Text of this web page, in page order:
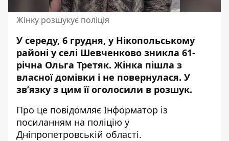
Жінку розшукує поліція
У середу, 6 грудня, у Нікопольському
районі у селі Шевченково зникла 61-
річна Ольга Третяк. Жінка пішла з
власної домівки і не повернулася. У
зв’язку з цим її оголосили в розшук.
Про це повідомляє Інформатор із
посиланням на поліцію у
Дніпропетровській області.